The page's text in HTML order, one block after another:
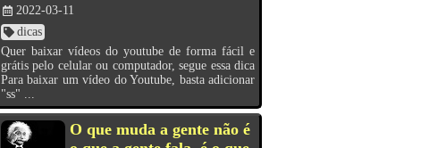
2022-03-11
dicas
Quer baixar vídeos do youtube de forma fácil e
grátis pelo celular ou computador, segue essa dica
Para baixar um vídeo do Youtube, basta adicionar
"ss" ...
O que muda a gente não é